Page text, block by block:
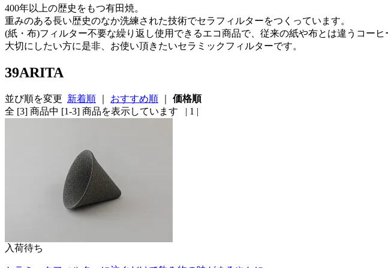
400年以上の歴史をもつ有田焼。
重みのある長い歴史のなか洗練された技術でセラフィルターをつくっています。
(紙・布)フィルター不要な繰り返し使用できるエコ商品で、従来の紙や布とは違うコーヒ
大切にしたい方に是非、お使い頂きたいセラミックフィルターです。
39ARITA
並び順を変更 新着順 おすすめ順
価格順
全 [3] 商品中 [1-3] 商品を表示しています | 1 |
入荷待ち